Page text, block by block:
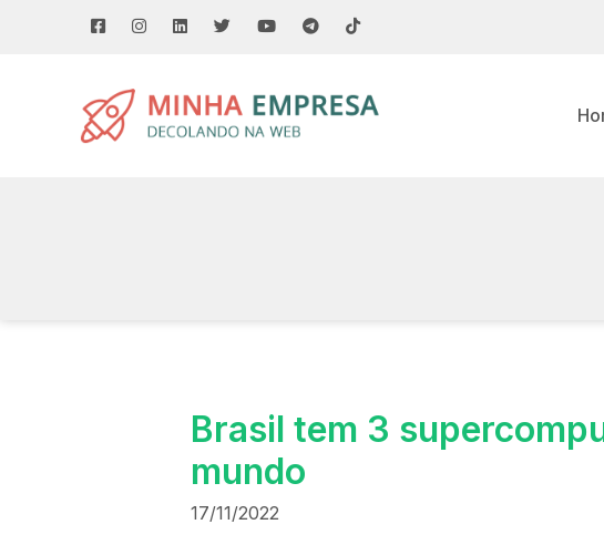
Brasil tem 3
mundo
17/11/2022